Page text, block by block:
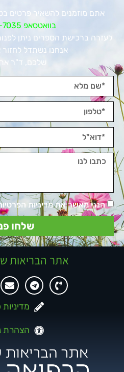
אתם מוזמנים להשאיר פרטים
בוואטסאפ 053-758-7035
לעזרה ברכישת הספרים ניתן
אנחנו נשתדל
שלכם, ד"ר
הנני מאשר את מדיניות
שלחו
אתר הבריאות
הצהרת